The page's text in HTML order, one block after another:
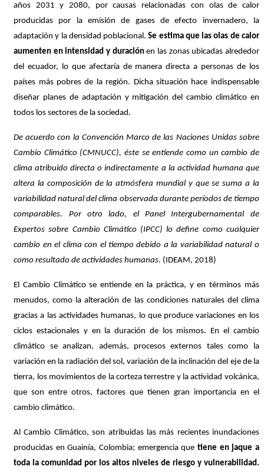
años 2031 y 2080, por causas relacionadas con olas de calor
producidas por la emisión de gases de efecto invernadero, la
adaptación y la densidad poblacional.Se estima que las olas de calor
aumenten en intensidad y duraciónen las zonas ubicadas alrededor
del ecuador, lo que afectaría de manera directa a personas de los
países más pobres de la región. Dicha situación hace indispensable
diseñar planes de adaptación y mitigación del cambio climático en
todos los sectores de la sociedad.
De acuerdo con la Convención Marco de las Naciones Unidas sobre
Cambio Climático (CMNUCC), éste se entiende como un cambio de
clima atribuido directa o indirectamente a la actividad humana que
altera la composición de la atmósfera mundial y que se suma a la
variabilidad natural del clima observada durante períodos de tiempo
comparables. Por otro lado, el Panel Intergubernamental de
Expertos sobre Cambio Climático (IPCC) lo define como cualquier
cambio en el clima con el tiempo debido a la variabilidad natural o
como resultado de actividades humanas. (IDEAM, 2018)
El Cambio Climático se entiende en la práctica, y en términos más
menudos, como la alteración de las condiciones naturales del clima
gracias a las actividades humanas, lo que produce variaciones en los
ciclos estacionales y en la duración de los mismos. En el cambio
climático se analizan, además, procesos externos tales como la
variación en la radiación del sol, variación de la inclinación del eje de la
tierra, los movimientos de la corteza terrestre y la actividad volcánica,
que son entre otros, factores que tienen gran importancia en el
cambio climático.
Al Cambio Climático, son atribuidas las más recientes inundaciones
producidas en Guainía, Colombia; emergencia que tiene en jaque a
toda la comunidad por los altos niveles de riesgo y vulnerabilidad.